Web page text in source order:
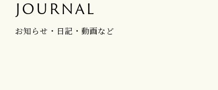
JOURNAL
お知らせ・日記・動画など